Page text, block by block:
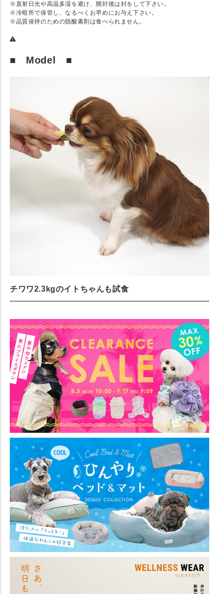
※直射日光や高温多湿を避け、開封後は封をして下さい。
※冷暗所で保管し、なるべくお早めにお与え下さい。
※品質保持のための脱酸素剤は食べられません。
■ Model ■
チワワ2.3kgのイトちゃんも試食